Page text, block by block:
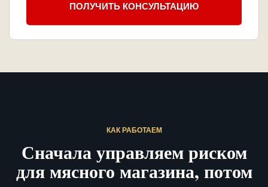
ПОЛУЧИТЬ КОНСУЛЬТАЦИЮ
КАК РАБОТАЕМ
Сначала управляем риском
для мясного магазина, потом